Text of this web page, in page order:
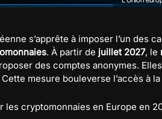
s’apprête à imposer l’un
. À partir de juillet 2027, le
des comptes anonymes.
Cette mesure bouleverse l’accès à
les cryptomonnaies en Europe en